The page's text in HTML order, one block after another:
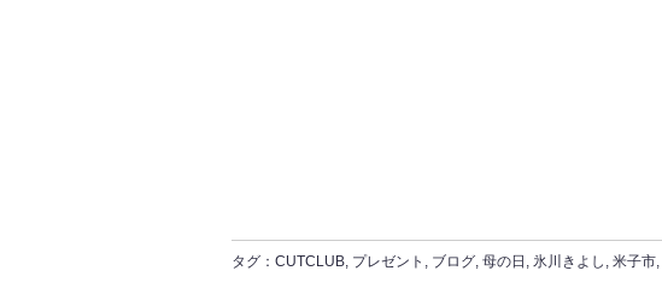
タグ： CUTCLUB, プレゼント , ブログ, 母の日 , 氷川きよし , 米子市,